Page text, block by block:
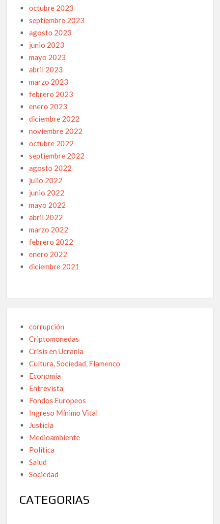
octubre 2023
septiembre 2023
agosto 2023
junio 2023
mayo 2023
abril 2023
marzo 2023
febrero 2023
enero 2023
diciembre 2022
noviembre 2022
octubre 2022
septiembre 2022
agosto 2022
julio 2022
junio 2022
mayo 2022
abril 2022
marzo 2022
febrero 2022
enero 2022
diciembre 2021
corrupción
Criptomonedas
Crisis en Ucrania
Cultura, Sociedad, Flamenco
Economía
Entrevista
Fondos Europeos
Ingreso Mínimo Vital
Justicia
Medioambiente
Política
Salud
Sociedad
CATEGORIAS